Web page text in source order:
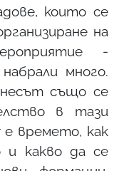
които се
на
-
много.
също се
в тази
е времето, как
какво да се